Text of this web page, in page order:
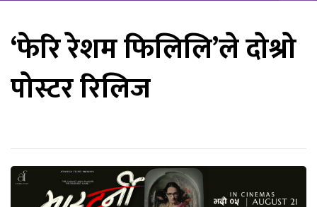
‘फेरि रेशम फिलिलि’ले दोश्रो
पोस्टर रिलिज